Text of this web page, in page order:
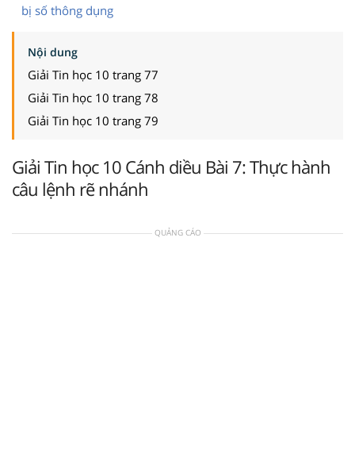
bị số thông dụng
Nội dung
Giải Tin học 10 trang 77
Giải Tin học 10 trang 78
Giải Tin học 10 trang 79
Giải Tin học 10 Cánh diều Bài 7: Thực hành
câu lệnh rẽ nhánh
QUẢNG CÁO